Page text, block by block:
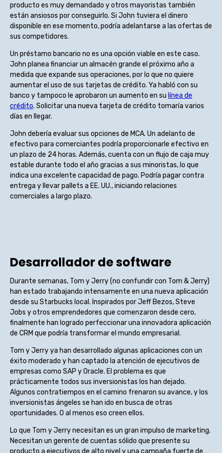
producto es muy demandado y otros mayoristas también
están ansiosos por conseguirlo. Si John tuviera el dinero
disponible en ese momento, podría adelantarse a las ofertas de
sus competidores.
Un préstamo bancario no es una opción viable en este caso.
John planea financiar un almacén grande el próximo año a
medida que expande sus operaciones, por lo que no quiere
aumentar el uso de sus tarjetas de crédito. Ya habló con su
banco y tampoco le aprobaron un aumento en su línea de
crédito. Solicitar una nueva tarjeta de crédito tomaría varios
días en llegar.
John debería evaluar sus opciones de MCA. Un adelanto de
efectivo para comerciantes podría proporcionarle efectivo en
un plazo de 24 horas. Además, cuenta con un flujo de caja muy
estable durante todo el año gracias a sus minoristas, lo que
indica una excelente capacidad de pago. Podría pagar contra
entrega y llevar pallets a EE. UU., iniciando relaciones
comerciales a largo plazo.
Desarrollador de software
Durante semanas, Tom y Jerry (no confundir con Tom & Jerry)
han estado trabajando intensamente en una nueva aplicación
desde su Starbucks local. Inspirados por Jeff Bezos, Steve
Jobs y otros emprendedores que comenzaron desde cero,
finalmente han logrado perfeccionar una innovadora aplicación
de CRM que podría transformar el mundo empresarial.
Tom y Jerry ya han desarrollado algunas aplicaciones con un
éxito moderado y han captado la atención de ejecutivos de
empresas como SAP y Oracle. El problema es que
prácticamente todos sus inversionistas los han dejado.
Algunos contratiempos en el camino frenaron su avance, y los
inversionistas ángeles se han ido en busca de otras
oportunidades. O al menos eso creen ellos.
Lo que Tom y Jerry necesitan es un gran impulso de marketing.
Necesitan un gerente de cuentas sólido que presente su